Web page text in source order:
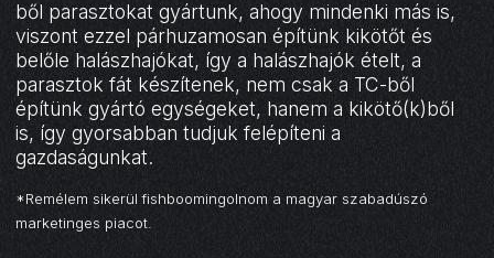
ből parasztokat gyártunk, ahogy mindenki más is,
viszont ezzel párhuzamosan építünk kikötőt és
belőle halászhajókat, így a halászhajók ételt, a
parasztok fát készítenek, nem csak a TC-ből
építünk gyártó egységeket, hanem a kikötő(k)ből
is, így gyorsabban tudjuk felépíteni a
gazdaságunkat.
*Remélem sikerül fishboomingolnom a magyar szabadúszó
marketinges piacot.